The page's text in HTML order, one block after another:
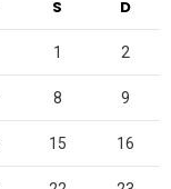
S D
1 2
8 9
15 16